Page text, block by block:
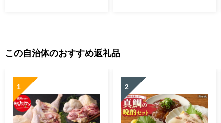
この自治体のおすすめ返礼品
1 2